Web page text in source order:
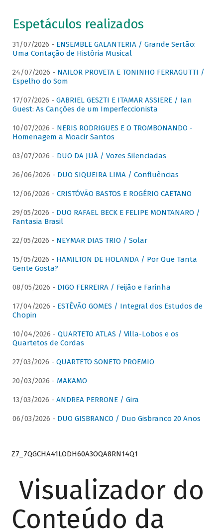
Espetáculos realizados
31/07/2026 - ENSEMBLE GALANTERIA / Grande Sertão:
Uma Contação de História Musical
24/07/2026 - NAILOR PROVETA E TONINHO FERRAGUTTI /
Espelho do Som
17/07/2026 - GABRIEL GESZTI E ITAMAR ASSIERE / Ian
Guest: As Canções de um Imperfeccionista
10/07/2026 - NERIS RODRIGUES E O TROMBONANDO -
Homenagem a Moacir Santos
03/07/2026 - DUO DA JUÁ / Vozes Silenciadas
26/06/2026 - DUO SIQUEIRA LIMA / Confluências
12/06/2026 - CRISTÓVÃO BASTOS E ROGÉRIO CAETANO
29/05/2026 - DUO RAFAEL BECK E FELIPE MONTANARO /
Fantasia Brasil
22/05/2026 - NEYMAR DIAS TRIO / Solar
15/05/2026 - HAMILTON DE HOLANDA / Por Que Tanta
Gente Gosta?
08/05/2026 - DIGO FERREIRA / Feijão e Farinha
17/04/2026 - ESTÊVÃO GOMES / Integral dos Estudos de
Chopin
10/04/2026 - QUARTETO ATLAS / Villa-Lobos e os
Quartetos de Cordas
27/03/2026 - QUARTETO SONETO PROEMIO
20/03/2026 - MAKAMO
13/03/2026 - ANDREA PERRONE / Gira
06/03/2026 - DUO GISBRANCO / Duo Gisbranco 20 Anos
Z7_7QGCHA41LODH60A3OQA8RN14Q1
Visualizador do
Conteúdo da